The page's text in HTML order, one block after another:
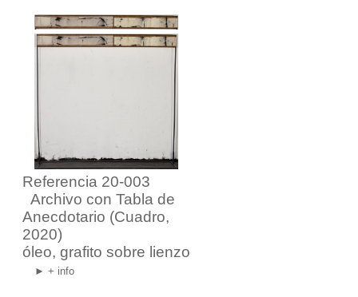
Referencia 20-003
Archivo con Tabla de
Anecdotario (Cuadro,
2020)
óleo, grafito sobre lienzo
► + info